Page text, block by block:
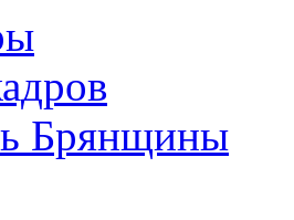
Брянщины